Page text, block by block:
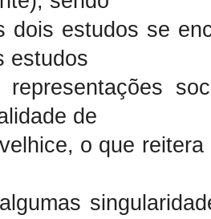
dois estudos se
estudos
representações
de
o que